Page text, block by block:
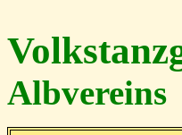
Albvereins